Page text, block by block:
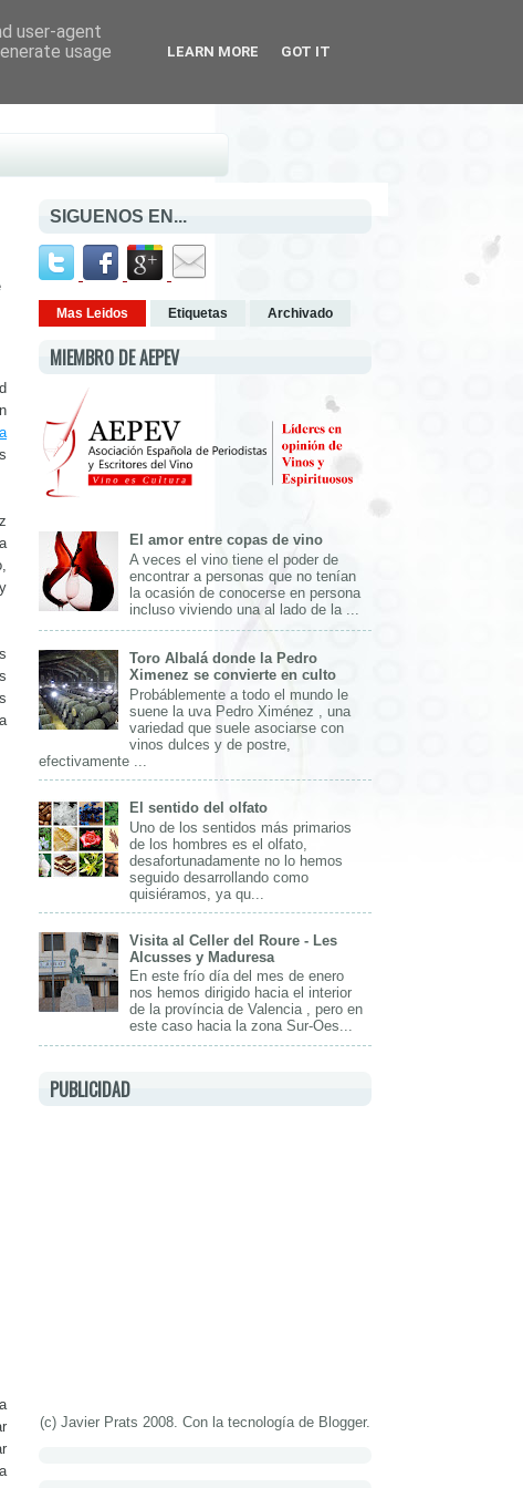
SIGUENOS EN...
Mas Leidos Etiquetas Archivado
MIEMBRO DE AEPEV
El amor entre copas de vino
A veces el vino tiene el poder de
encontrar a personas que no tenían
la ocasión de conocerse en persona
incluso viviendo una al lado de la ...
Toro Albalá donde la Pedro
Ximenez se convierte en culto
Probáblemente a todo el mundo le
suene la uva Pedro Ximénez , una
variedad que suele asociarse con
vinos dulces y de postre,
efectivamente ...
El sentido del olfato
Uno de los sentidos más primarios
de los hombres es el olfato,
desafortunadamente no lo hemos
seguido desarrollando como
quisiéramos, ya qu...
Visita al Celler del Roure - Les
Alcusses y Maduresa
En este frío día del mes de enero
nos hemos dirigido hacia el interior
de la província de Valencia , pero en
este caso hacia la zona Sur-Oes...
PUBLICIDAD
(c) Javier Prats 2008. Con la tecnología de Blogger.
user-agent
usage
LEARN MORE GOT IT